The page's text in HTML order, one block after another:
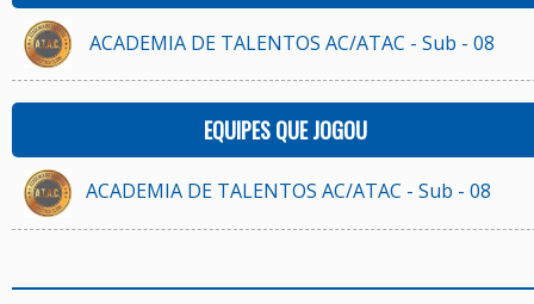
ACADEMIA DE TALENTOS AC/ATAC - Sub - 08
EQUIPES QUE JOGOU
ACADEMIA DE TALENTOS AC/ATAC - Sub - 08